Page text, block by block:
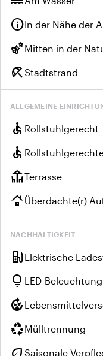
infoIn der Nähe der
emoji_natureMitten in der
beach_accessStadtstrand
ALLGEMEINE
accessible Rollstuhlgerecht
accessible
deckTerrasse
roofingÜberdachte(r)
NACHHALTIGKEIT
ev_chargerElektrische
lightbulb LED-Beleuchtung
compost
recyclingMülltrennung
Saisonale